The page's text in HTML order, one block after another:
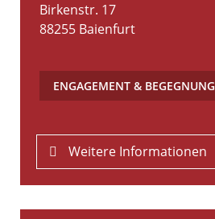
Birkenstr. 17
88255 Baienfurt
ENGAGEMENT & BEGEGNUNG
Weitere Informationen